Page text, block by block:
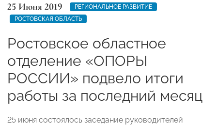
25 Июня 2019
РЕГИОНАЛЬНОЕ РАЗВИТИЕ
РОСТОВСКАЯ ОБЛАСТЬ
Ростовское областное
отделение «ОПОРЫ
РОССИИ» подвело итоги
работы за последний месяц
25 июня состоялось заседание руководителей